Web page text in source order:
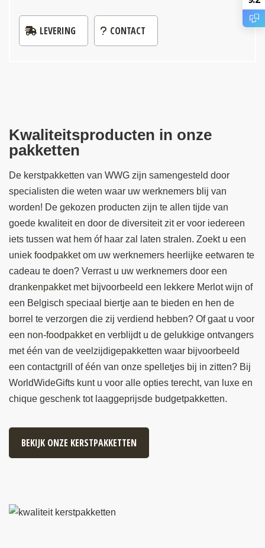
LEVERING CONTACT
Kwaliteitsproducten in onze
pakketten
De kerstpakketten van WWG zijn samengesteld door
specialisten die weten waar uw werknemers blij van
worden! De gekozen producten zijn te allen tijde van
goede kwaliteit en door de diversiteit zit er voor iedereen
iets tussen wat hem óf haar zal laten stralen. Zoekt u een
uniek foodpakketom uw werknemers heerlijke eetwaren te
cadeau te doen? Verrast u uw werknemers door een
drankenpakketmet bijvoorbeeld een lekkere Merlot wijn of
een Belgisch speciaal biertje aan te bieden en hen de
borrel te verzorgen die zij verdiend hebben? Of gaat u voor
een non-foodpakketen verblijdt u de gelukkige ontvangers
met één van de veelzijdigepakketten waar bijvoorbeeld
een contactgrill of één van onze spelletjes bij in zitten? Bij
WorldWideGifts kunt u voor alle opties terecht, van luxe en
chique geschenk tot laaggeprijsde budgetpakketten.
BEKIJK ONZE KERSTPAKKETTEN